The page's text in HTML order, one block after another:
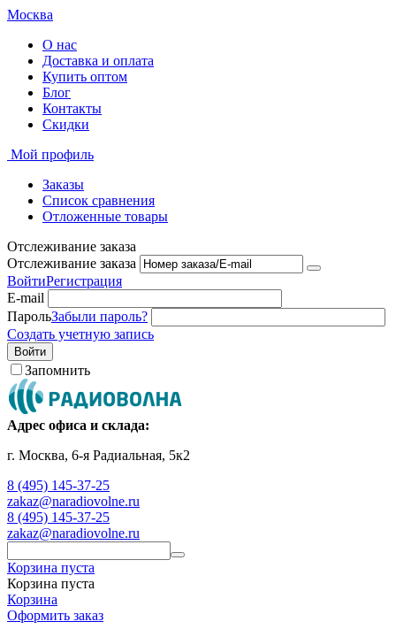
Москва
О нас
Доставка и оплата
Купить оптом
Блог
Контакты
Скидки
Мой профиль
Заказы
Список сравнения
Отложенные товары
Отслеживание заказа
Отслеживание заказа
ВойтиРегистрация
E-mail
ПарольЗабыли пароль?
Создать учетную запись
Войти
Запомнить
Адрес офиса и склада:
г. Москва, 6-я Радиальная, 5к2
8 (495) 145-37-25
zakaz@naradiovolne.ru
8 (495) 145-37-25
zakaz@naradiovolne.ru
Корзина пуста
Корзина пуста
Корзина
Оформить заказ